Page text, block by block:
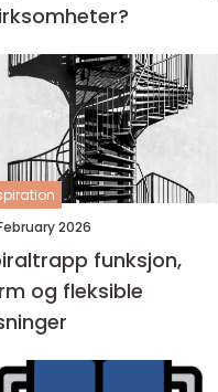
2026
funksjon,
og fleksible